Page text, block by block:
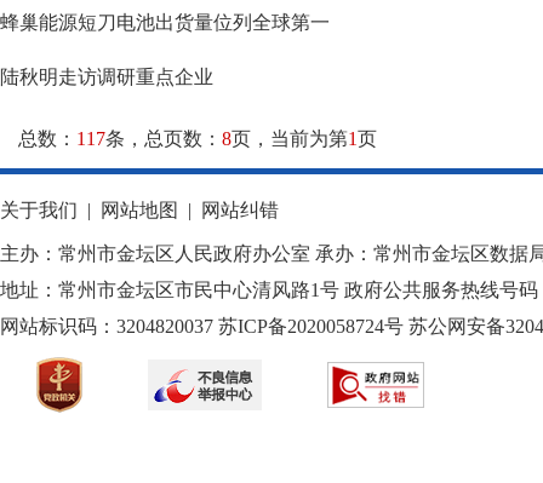
蜂巢能源短刀电池出货量位列全球第一
陆秋明走访调研重点企业
总数： 117条，总页数： 8页，当前为第1页
关于我们 | 网站地图 | 网站纠错
主办：常州市金坛区人民政府办公室 承办：常州市金坛区数据
地址：常州市金坛区市民中心清风路1号 政府公共服务热线号码
网站标识码：3204820037 苏ICP备2020058724号 苏公网安备